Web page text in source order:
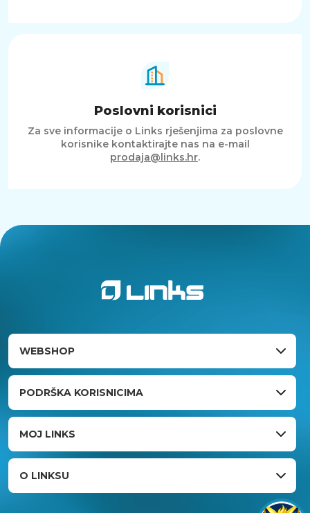
Poslovni korisnici
Za sve informacije o Links rješenjima za poslovne
korisnike kontaktirajte nas na e-mail
prodaja@links.hr.
WEBSHOP
PODRŠKA KORISNICIMA
MOJ LINKS
O LINKSU